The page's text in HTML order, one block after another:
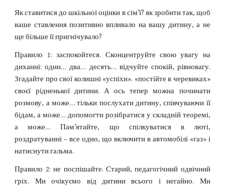
Як ставитися до шкільної оцінки в сім’ї? як зробити так, щоб
ваше ставлення позитивно впливало на вашу дитину, а не
ще більше її пригнічувало?
Правило 1: заспокойтеся. Сконцентруйте свою увагу на
диханні: один… два… десять… відчуйте спокій, рівновагу.
Згадайте про свої колишні «успіхи». «постійте в черевиках»
своєї рідненької дитини. А ось тепер можна починати
розмову, а може… тільки послухати дитину, співчуваючи її
бідам, а може… допомогти розібратися у складній теоремі,
а може… Пам’ятайте, що спілкуватися в люті,
роздратуванні – все одно, що включити в автомобілі «газ» і
натиснути гальма.
Правило 2: не поспішайте. Старий, педагогічний одвічний
гріх. Ми очікуємо від дитини всього і негайно. Ми